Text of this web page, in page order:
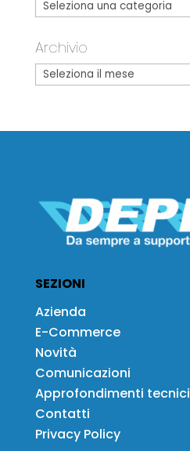
Archivio
SEZIONI
Azienda
E-Commerce
Novità
Comunicazioni
Approfondimenti tecnici
Contatti
Privacy Policy